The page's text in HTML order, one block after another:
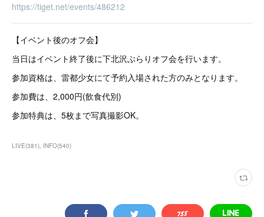
https://tiget.net/events/486212
【イベント後のオフ会】
当日はイベント終了後に下北沢ぶらりオフ会を行います。
参加資格は、雷都少女にて予約入場された方のみとなります。
参加費は、2,000円(飲食代別)
参加特典は、5枚まで写真撮影OK。
LIVE(381) INFO(540)